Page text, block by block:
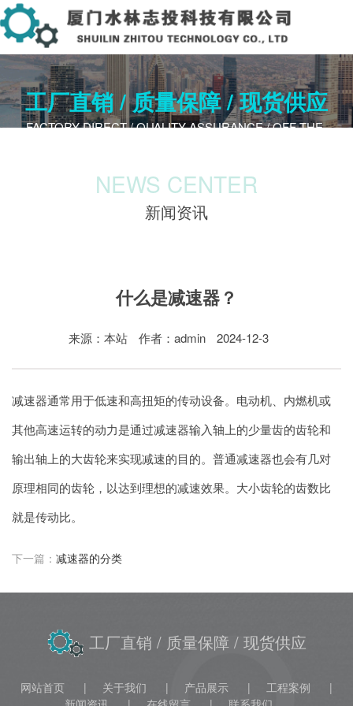
工厂直销 / 质量保障 / 现货供应
FACTORY DIRECT / QUALITY A​SSURANCE / OFF-THE-
NEWS CENTER
新闻资讯
什么是减速器？
来源：本站 作者：admin 2024-12-3
减速器通常用于低速和高扭矩的传动设备。电动机、内燃机或
其他高速运转的动力是通过减速器输入轴上的少量齿的齿轮和
输出轴上的大齿轮来实现减速的目的。普通减速器也会有几对
原理相同的齿轮，以达到理想的减速效果。大小齿轮的齿数比
就是传动比。
下一篇： 减速器的分类
工厂直销 / 质量保障 / 现货供应
网站首页 关于我们 产品展示
工程案例